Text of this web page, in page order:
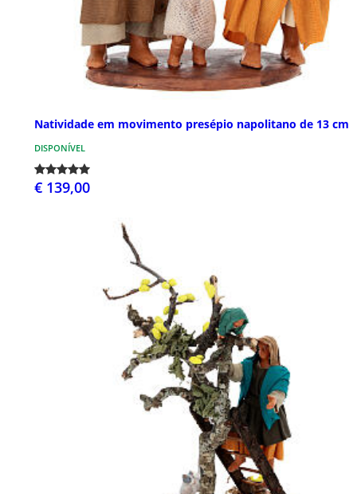
Natividade em movimento presépio napolitano de 13 cm
DISPONÍVEL
€ 139,00